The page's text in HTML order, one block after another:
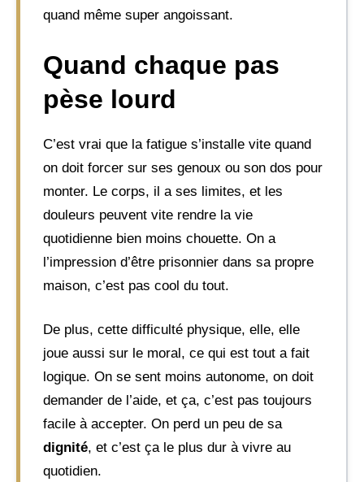
quand même super angoissant.
Quand chaque pas
pèse lourd
C’est vrai que la fatigue s’installe vite quand
on doit forcer sur ses genoux ou son dos pour
monter. Le corps, il a ses limites, et les
douleurs peuvent vite rendre la vie
quotidienne bien moins chouette. On a
l’impression d’être prisonnier dans sa propre
maison, c’est pas cool du tout.
De plus, cette difficulté physique, elle, elle
joue aussi sur le moral, ce qui est tout a fait
logique. On se sent moins autonome, on doit
demander de l’aide, et ça, c’est pas toujours
facile à accepter. On perd un peu de sa
dignité, et c’est ça le plus dur à vivre au
quotidien.